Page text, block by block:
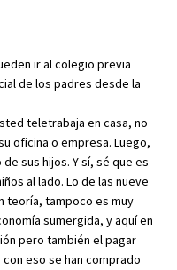
ir al colegio previa
de los padres desde la
teletrabaja en casa, no
oficina o empresa. Luego,
sus hijos. Y sí, sé que es
al lado. Lo de las nueve
teoría, tampoco es muy
sumergida, y aquí en
pero también el pagar
eso se han comprado